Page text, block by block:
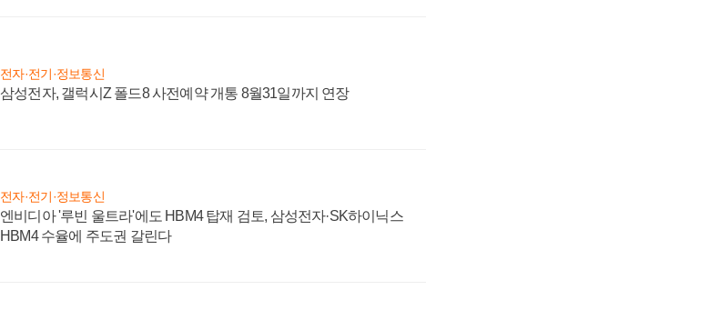
전자·전기·정보통신
삼성전자, 갤럭시Z 폴드8 사전예약 개통 8월31일까지 연장
전자·전기·정보통신
엔비디아 '루빈 울트라'에도 HBM4 탑재 검토, 삼성전자·SK하이닉스
HBM4 수율에 주도권 갈린다